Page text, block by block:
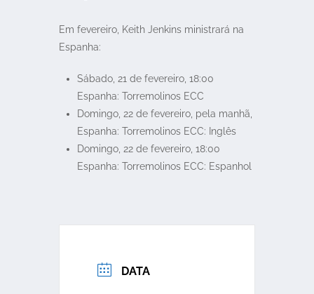
Em fevereiro, Keith Jenkins ministrará na
Espanha:
Sábado, 21 de fevereiro, 18:00
Espanha: Torremolinos ECC
Domingo, 22 de fevereiro, pela manhã,
Espanha: Torremolinos ECC: Inglês
Domingo, 22 de fevereiro, 18:00
Espanha: Torremolinos ECC: Espanhol
DATA